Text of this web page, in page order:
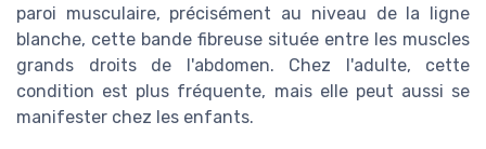
paroi musculaire, précisément au niveau de la ligne
blanche, cette bande fibreuse située entre les muscles
grands droits de l'abdomen. Chez l'adulte, cette
condition est plus fréquente, mais elle peut aussi se
manifester chez les enfants.